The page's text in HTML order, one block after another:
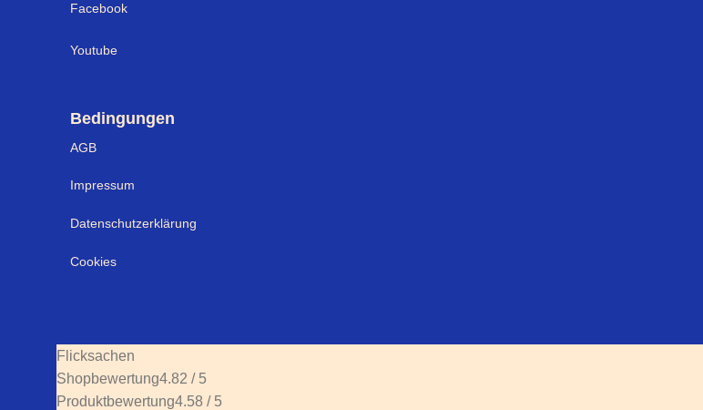
Facebook
Youtube
Bedingungen
AGB
Impressum
Datenschutzerklärung
Cookies
Flicksachen
Shopbewertung4.82 / 5
Produktbewertung4.58 / 5